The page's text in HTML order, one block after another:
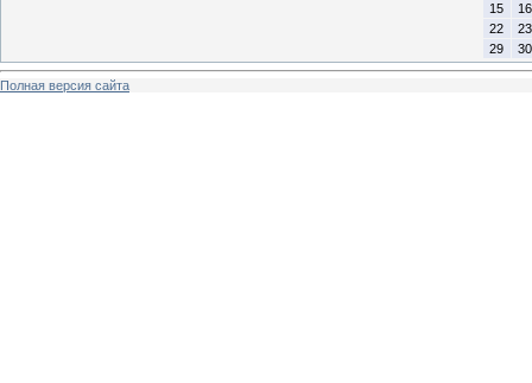
15
16
22
23
29
30
Полная версия сайта